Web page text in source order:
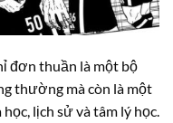
đơn thuần là một bộ
thường mà còn là một
lịch sử và tâm lý học.